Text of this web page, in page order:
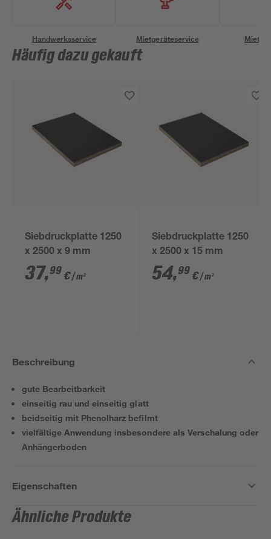
Handwerksservice Mietgeräteservice
Häufig dazu gekauft
Siebdruckplatte 1250
x 2500 x 9 mm
37,99 €/ m²
Siebdruckplatte 1250
x 2500 x 15 mm
54,99 €/ m²
Beschreibung
gute Bearbeitbarkeit
einseitig rau und einseitig glatt
beidseitig mit Phenolharz befilmt
vielfältige Anwendung insbesondere als Verschalung oder
Anhängerboden
Eigenschaften
Ähnliche Produkte